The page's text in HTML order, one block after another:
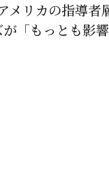
リカの指導者
「もっとも影